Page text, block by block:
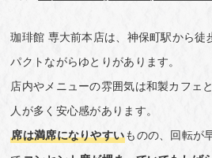
珈琲館 専大前本店は、神保町駅から徒
パクトながらゆとりがあります。
店内やメニューの雰囲気は和製カフェ
人が多く安心感があります。
席は満席になりやすいものの、回転が